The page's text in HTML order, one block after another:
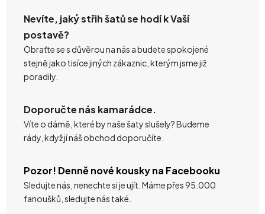
Nevíte, jaký střih šatů se hodí k Vaší
postavě?
Obraťte se s důvěrou na nás a budete spokojené
stejně jako tisíce jiných zákaznic, kterým jsme již
poradily.
Doporučte nás kamarádce.
Víte o dámě, které by naše šaty slušely? Budeme
rády, když jí náš obchod doporučíte.
Pozor! Denně nové kousky na Facebooku
Sledujte nás, nenechte si je ujít. Máme přes 95.000
fanoušků, sledujte nás také.